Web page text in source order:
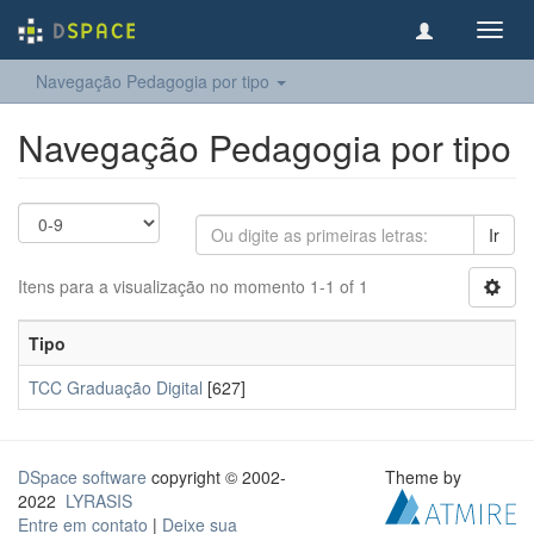
Navegação Pedagogia por tipo
Navegação Pedagogia por tipo
Ir
Itens para a visualização no momento 1-1 of 1
Tipo
TCC Graduação Digital [627]
DSpace software copyright © 2002-
2022 LYRASIS
Entre em contato | Deixe sua
Theme by